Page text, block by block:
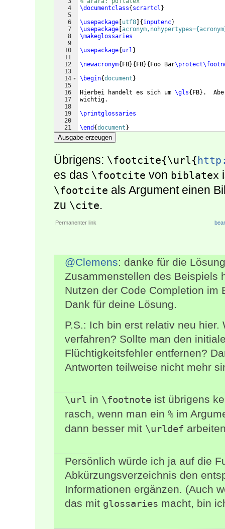
4
5
6
7
8
9
10
11
12
13
14
15
16
17
18
19
20
21
\documentclass{ scrartcl }
\usepackage utf8 { inputenc}
\usepackage
\makeglossaries
\usepackage{ url }
\newacronym{ FB}{ FB}{ Foo Bar
\begin{document }
Hierbei handelt es sich um \gls{ FB} .
wichtig.
\printglossaries
\end {document }
Ausgabe erzeugen
Übrigens: \footcite{\url{
es das \footcite von biblatex
\footcite als Argument einen
zu \cite.
Permanenter link
@Clemens: danke für die
Zusammenstellen des Beispiels
Nutzen der Code Completion im
Dank für deine Lösung.
P.S.: Ich bin erst relativ neu
verfahren? Sollte man den
Flüchtigkeitsfehler entfernen?
Antworten teilweise nicht mehr
\url in \footnote ist übrigens
rasch, wenn man ein % im
dann besser mit \urldef
Persönlich würde ich ja auf die
Abkürzungsverzeichnis den
Informationen ergänzen. (Auch
das mit glossaries macht, bin